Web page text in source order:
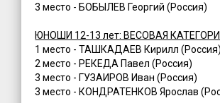
3 место - БОБЫЛЕВ Георгий (Россия)
ЮНОШИ 12-13 лет: ВЕСОВАЯ
1 место - ТАШКАДАЕВ Кирилл (Россия)
2 место - РЕКЕДА Павел (Россия)
3 место - ГУЗАИРОВ Иван (Россия)
3 место - КОНДРАТЕНКОВ Ярослав